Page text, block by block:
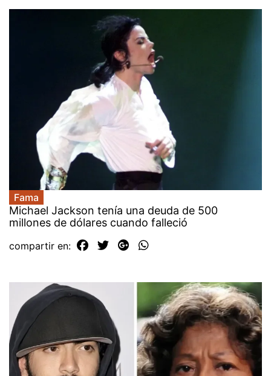
Fama
Michael Jackson tenía una deuda de 500
millones de dólares cuando falleció
compartir en: